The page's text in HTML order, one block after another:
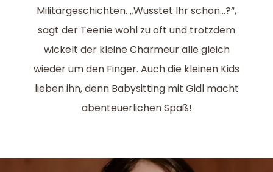
Militärgeschichten. „Wusstet Ihr schon...?“,
sagt der Teenie wohl zu oft und trotzdem
wickelt der kleine Charmeur alle gleich
wieder um den Finger. Auch die kleinen Kids
lieben ihn, denn Babysitting mit Gidl macht
abenteuerlichen Spaß!